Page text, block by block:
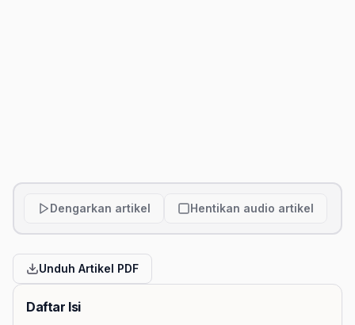
Dengarkan artikel Hentikan audio artikel
Unduh Artikel PDF
Daftar Isi